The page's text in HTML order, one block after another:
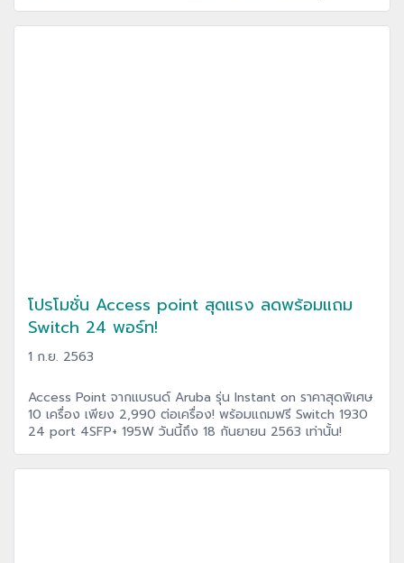
โปรโมชั่น Access point สุดแรง ลดพร้อมแถม
Switch 24 พอร์ท!
1 ก.ย. 2563
Access Point จากแบรนด์ Aruba รุ่น Instant on ราคาสุดพิเศษ
10 เครื่อง เพียง 2,990 ต่อเครื่อง! พร้อมแถมฟรี Switch 1930
24 port 4SFP+ 195W วันนี้ถึง 18 กันยายน 2563 เท่านั้น!